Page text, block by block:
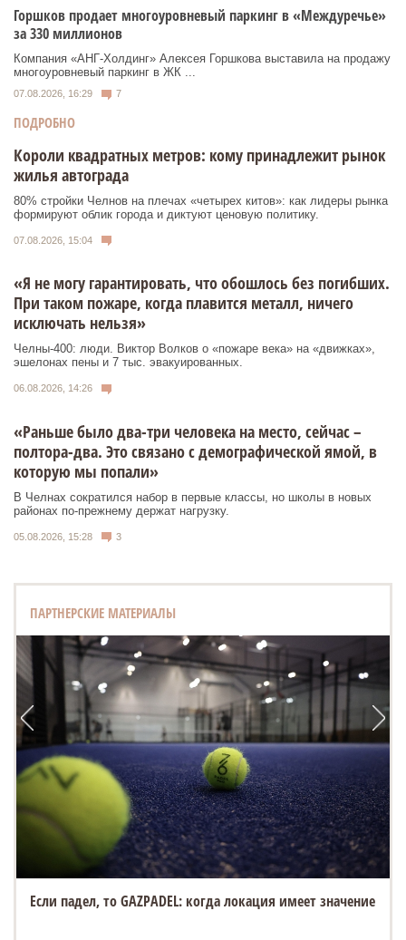
Горшков продает многоуровневый паркинг в «Междуречье»
за 330 миллионов
Компания «АНГ-Холдинг» Алексея Горшкова выставила на продажу
многоуровневый паркинг в ЖК ...
07.08.2026, 16:29 7
ПОДРОБНО
Короли квадратных метров: кому принадлежит рынок
жилья автограда
80% стройки Челнов на плечах «четырех китов»: как лидеры рынка
формируют облик города и диктуют ценовую политику.
07.08.2026, 15:04
«Я не могу гарантировать, что обошлось без погибших.
При таком пожаре, когда плавится металл, ничего
исключать нельзя»
Челны-400: люди. Виктор Волков о «пожаре века» на «движках»,
эшелонах пены и 7 тыс. эвакуированных.
06.08.2026, 14:26
«Раньше было два-три человека на место, сейчас –
полтора-два. Это связано с демографической ямой, в
которую мы попали»
В Челнах сократился набор в первые классы, но школы в новых
районах по-прежнему держат нагрузку.
05.08.2026, 15:28 3
ПАРТНЕРСКИЕ МАТЕРИАЛЫ
Если падел, то GAZPADEL: когда локация имеет значение